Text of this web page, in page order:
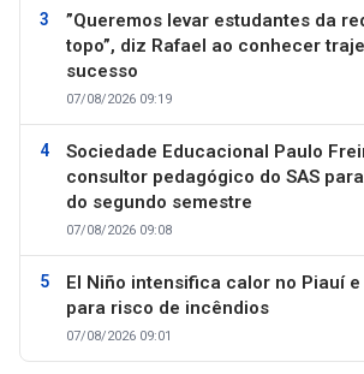
”Queremos levar estudantes da
topo”, diz Rafael ao conhecer
sucesso
07/08/2026 09:19
Sociedade Educacional Paulo
consultor pedagógico do SAS
do segundo semestre
07/08/2026 09:08
El Niño intensifica calor no Piauí
para risco de incêndios
07/08/2026 09:01